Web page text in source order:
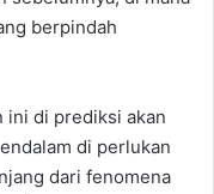
berpindah
ini di prediksi akan
di perlukan
dari fenomena